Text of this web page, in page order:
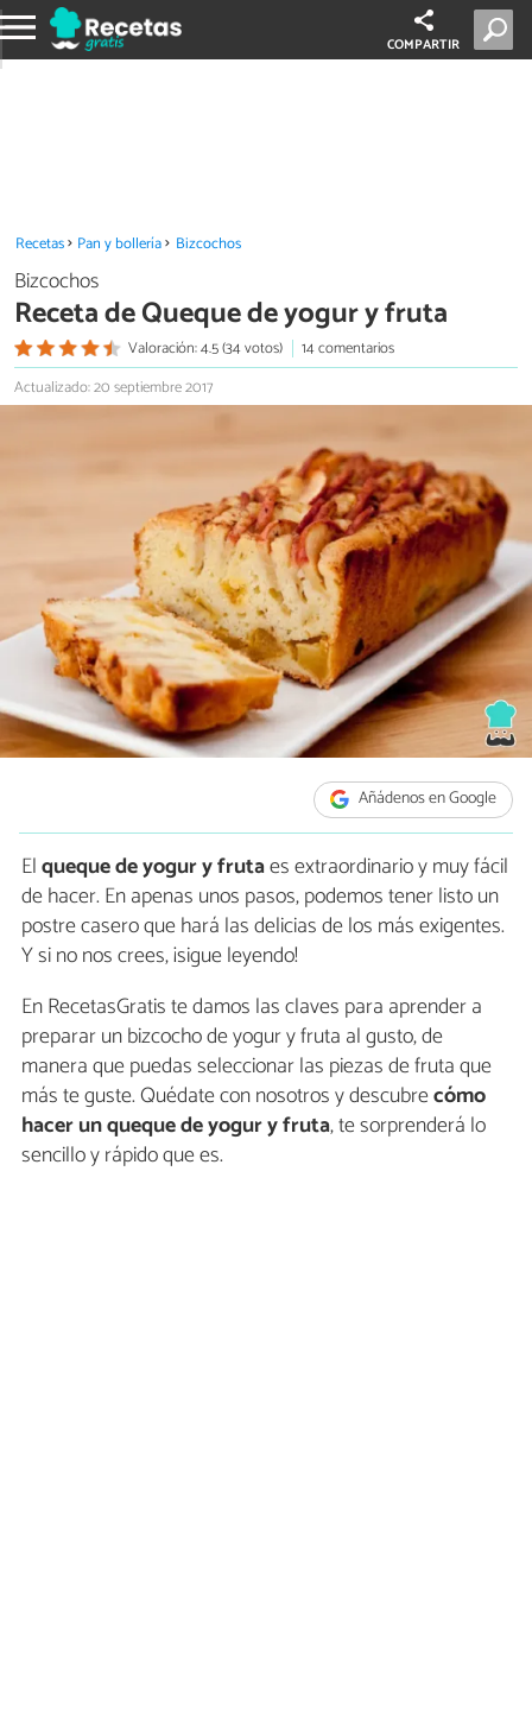
COMPARTIR
Recetas Pan y bollería Bizcochos
Bizcochos
Receta de Queque de yogur y fruta
Valoración: 4.5 (34 votos)
14 comentarios
Actualizado: 20 septiembre 2017
Añádenos en Google
Elqueque de yogur y frutaes extraordinario y muy fácil
de hacer. En apenas unos pasos, podemos tener listo un
postre casero que hará las delicias de los más exigentes.
Y si no nos crees, ¡sigue leyendo!
En RecetasGratis te damos las claves para aprender a
preparar un bizcocho de yogur y fruta al gusto, de
manera que puedas seleccionar las piezas de fruta que
más te guste. Quédate con nosotros y descubrecómo
hacer un queque de yogur y fruta, te sorprenderá lo
sencillo y rápido que es.